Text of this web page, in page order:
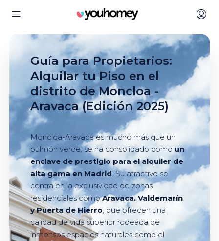
Guía para Propietarios:
Alquilar tu Piso en el
distrito de Moncloa -
Aravaca (Edición 2025)
Moncloa-Aravaca es mucho más que un
pulmón verde; se ha consolidado como un
enclave de prestigio para el alquiler de
alta gama en Madrid. Su atractivo se
centra en la exclusividad de zonas
residenciales comoAravaca, Valdemarín
y Puerta de Hierro , que ofrecen una
calidad de vida superior rodeada de
inmensos espacios naturales como el